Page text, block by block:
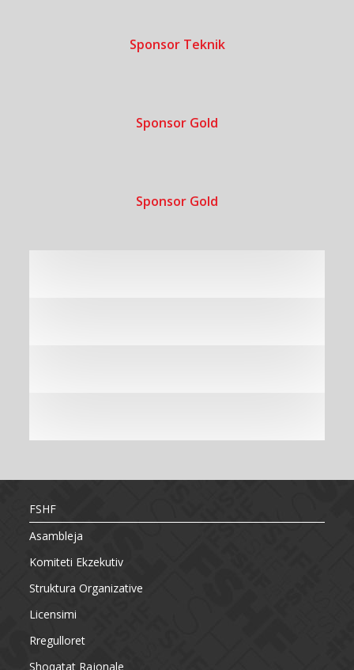
Sponsor Teknik
Sponsor Gold
Sponsor Gold
FSHF
Asambleja
Komiteti Ekzekutiv
Struktura Organizative
Licensimi
Rregulloret
Shoqatat Rajonale